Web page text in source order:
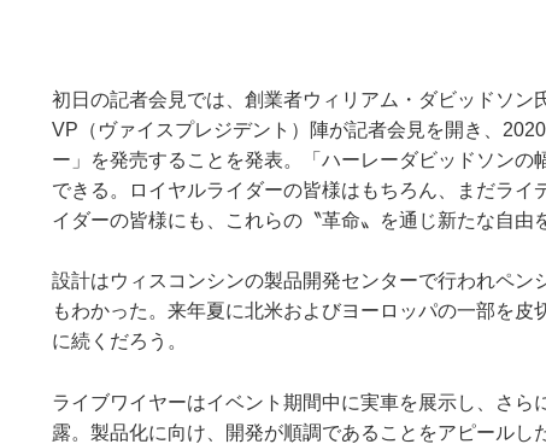
初日の記者会見では、創業者ウィリアム・ダビッドソン
VP（ヴァイスプレジデント）陣が記者会見を開き、
ー」を発売することを発表。「ハーレーダビッドソン
できる。ロイヤルライダーの皆様はもちろん、まだライ
イダーの皆様にも、これらの〝革命〟を通じ新たな自由
設計はウィスコンシンの製品開発センターで行われペン
もわかった。来年夏に北米およびヨーロッパの一部を
に続くだろう。
ライブワイヤーはイベント期間中に実車を展示し、さ
露。製品化に向け、開発が順調であることをアピールし